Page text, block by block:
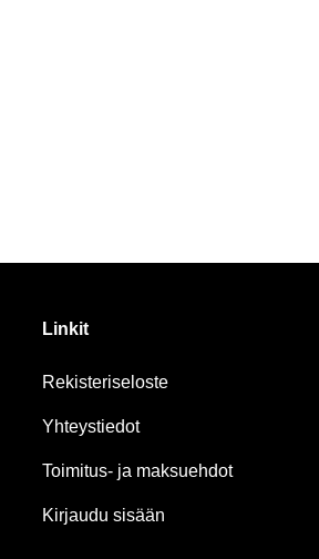
Linkit
Rekisteriseloste
Yhteystiedot
Toimitus- ja maksuehdot
Kirjaudu sisään